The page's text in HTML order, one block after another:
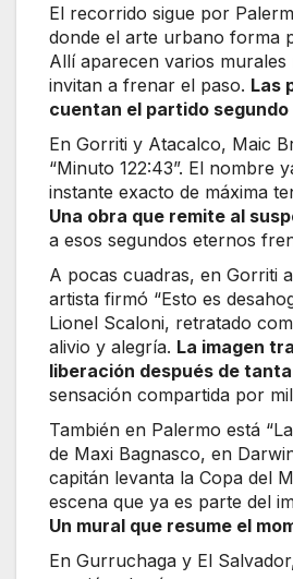
El recorrido sigue por
donde el arte urbano forma
Allí aparecen varios murales
invitan a frenar el paso. Las
cuentan el partido segundo
En Gorriti y Atacalco, Maic
“Minuto 122:43”. El nombre
instante exacto de máxima
Una obra que remite al
a esos segundos eternos
A pocas cuadras, en Gorriti
artista firmó “Esto es
Lionel Scaloni, retratado
alivio y alegría. La imagen
liberación después de
sensación compartida por
También en Palermo está
de Maxi Bagnasco, en
capitán levanta la Copa del
escena que ya es parte del
Un mural que resume el
En Gurruchaga y El